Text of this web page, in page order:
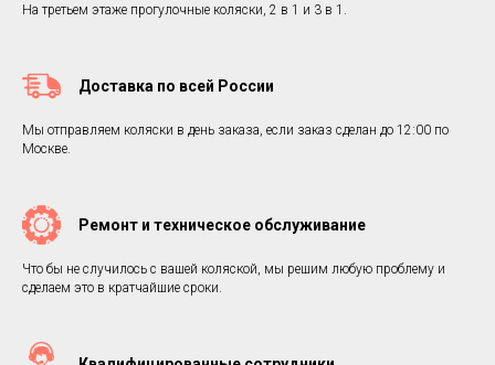
На третьем этаже прогулочные коляски, 2 в 1 и 3 в 1.
Доставка по всей России
Мы отправляем коляски в день заказа, если заказ сделан до 12:00 по
Москве.
Ремонт и техническое обслуживание
Что бы не случилось с вашей коляской, мы решим любую проблему и
сделаем это в кратчайшие сроки.